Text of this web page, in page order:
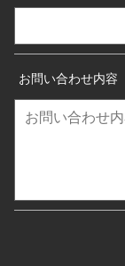
お問い合わせ内容